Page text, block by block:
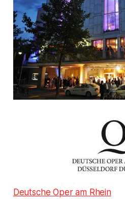
Deutsche Oper am Rhein